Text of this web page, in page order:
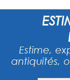
Estime,
antiquités,